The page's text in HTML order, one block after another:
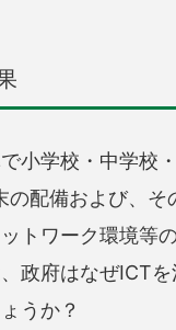
小学校・中学校
の配備および、そ
トワーク環境等
政府はなぜICT
うか？